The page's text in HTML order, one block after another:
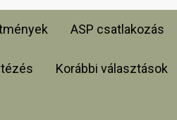
ASP csatlakozás
Korábbi választások